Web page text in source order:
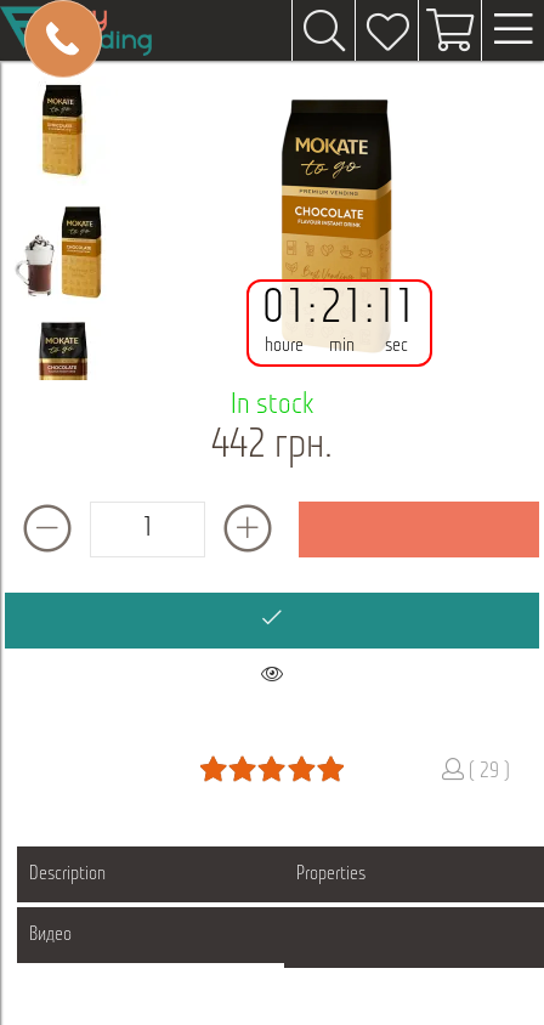
01
houre
:21
min
: 10
sec
In stock
442 грн.
( 29 )
Description Properties
Видео